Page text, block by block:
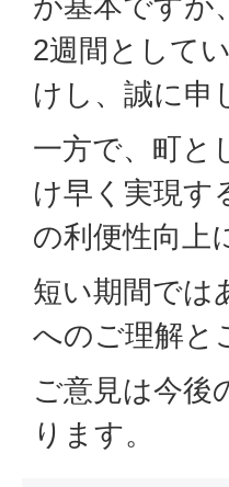
2週間として
けし、誠に申
一方で、町と
け早く実現す
の利便性向上
短い期間では
へのご理解と
ご意見は今後
ります。